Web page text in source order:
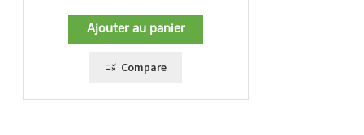
Ajouter au panier
Compare